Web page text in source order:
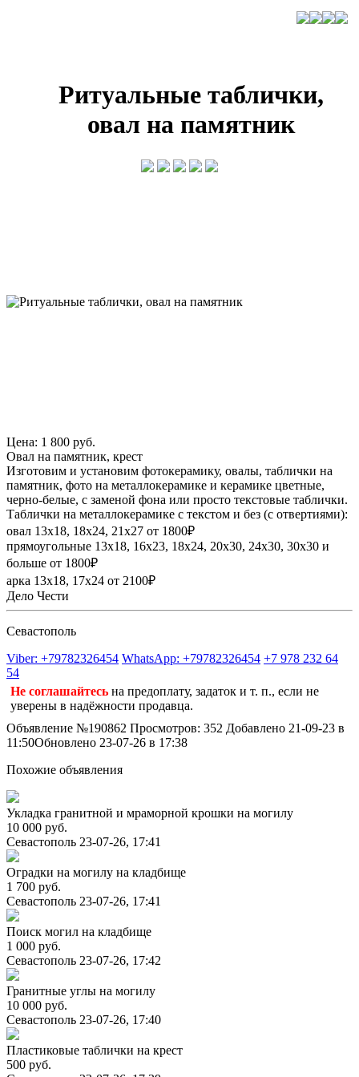
Ритуальные таблички,
овал на памятник
Цена: 1 800 руб.
Овал на памятник, крест
Изготовим и установим фотокерамику, овалы, таблички на
памятник, фото на металлокерамике и керамике цветные,
черно-белые, с заменой фона или просто текстовые таблички.
Таблички на металлокерамике с текстом и без (с отвертиями):
овал 13х18, 18х24, 21х27 от 1800₽
прямоугольные 13х18, 16х23, 18х24, 20х30, 24х30, 30х30 и
больше от 1800₽
арка 13х18, 17х24 от 2100₽
Дело Чести
Севастополь
Viber: +79782326454 WhatsApp: +79782326454 +7 978 232 64
54
Не соглашайтесь на предоплату, задаток и т. п., если не
уверены в надёжности продавца.
Объявление №190862 Просмотров: 352 Добавлено 21-09-23 в
11:50Обновлено 23-07-26 в 17:38
Похожие объявления
Укладка гранитной и мраморной крошки на могилу
10 000 руб.
Севастополь 23-07-26, 17:41
Оградки на могилу на кладбище
1 700 руб.
Севастополь 23-07-26, 17:41
Поиск могил на кладбище
1 000 руб.
Севастополь 23-07-26, 17:42
Гранитные углы на могилу
10 000 руб.
Севастополь 23-07-26, 17:40
Пластиковые таблички на крест
500 руб.